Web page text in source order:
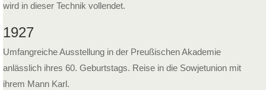
wird in dieser Technik vollendet.
1927
Umfangreiche Ausstellung in der Preußischen Akademie
anlässlich ihres 60. Geburtstags. Reise in die Sowjetunion mit
ihrem Mann Karl.